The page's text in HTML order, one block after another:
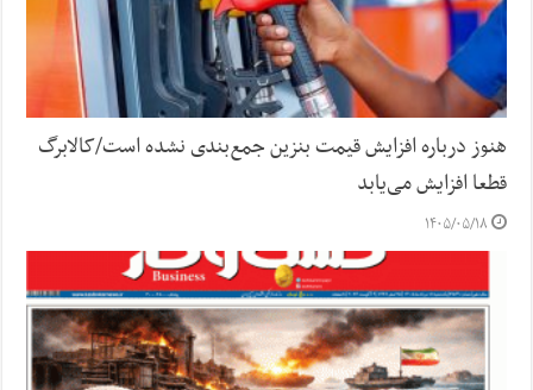
هنوز درباره افزایش قیمت بنزین جمع‌بندی نشده است/کالابرگ
قطعا افزایش می‌یابد
۱۴۰۵/۰۵/۱۸